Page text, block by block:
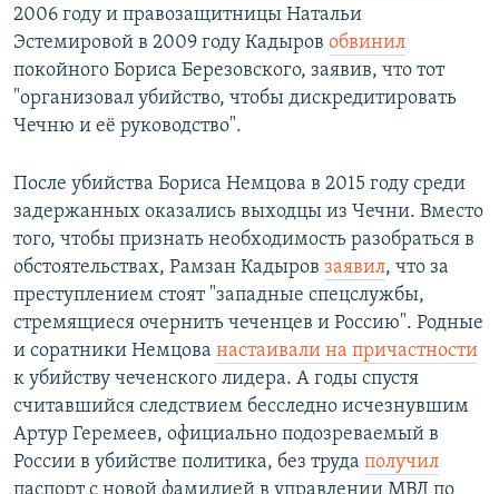
2006 году и правозащитницы Натальи
Эстемировой в 2009 году Кадыров обвинил
покойного Бориса Березовского, заявив, что тот
"организовал убийство, чтобы дискредитировать
Чечню и её руководство".
После убийства Бориса Немцова в 2015 году среди
задержанных оказались выходцы из Чечни. Вместо
того, чтобы признать необходимость разобраться в
обстоятельствах, Рамзан Кадыров заявил, что за
преступлением стоят "западные спецслужбы,
стремящиеся очернить чеченцев и Россию". Родные
и соратники Немцова настаивали на причастности
к убийству чеченского лидера. А годы спустя
считавшийся следствием бесследно исчезнувшим
Артур Геремеев, официально подозреваемый в
России в убийстве политика, без труда получил